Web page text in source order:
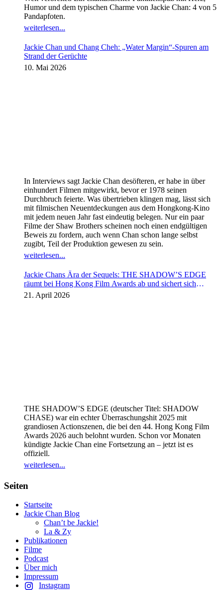
Humor und dem typischen Charme von Jackie Chan: 4 von 5
Pandapfoten.
weiterlesen...
Jackie Chan und Chang Cheh: „Water Margin“-Spuren am
Strand der Gerüchte
10. Mai 2026
In Interviews sagt Jackie Chan desöfteren, er habe in über
einhundert Filmen mitgewirkt, bevor er 1978 seinen
Durchbruch feierte. Was übertrieben klingen mag, lässt sich
mit filmischen Neuentdeckungen aus dem Hongkong-Kino
mit jedem neuen Jahr fast eindeutig belegen. Nur ein paar
Filme der Shaw Brothers scheinen noch einen endgültigen
Beweis zu fordern, auch wenn Chan schon lange selbst
zugibt, Teil der Produktion gewesen zu sein.
weiterlesen...
Jackie Chans Ära der Sequels: THE SHADOW’S EDGE
räumt bei Hong Kong Film Awards ab und sichert sich
Fortsetzung
21. April 2026
THE SHADOW’S EDGE (deutscher Titel: SHADOW
CHASE) war ein echter Überraschungshit 2025 mit
grandiosen Actionszenen, die bei den 44. Hong Kong Film
Awards 2026 auch belohnt wurden. Schon vor Monaten
kündigte Jackie Chan eine Fortsetzung an – jetzt ist es
offiziell.
weiterlesen...
Seiten
Startseite
Jackie Chan Blog
Chan’t be Jackie!
La & Zy
Publikationen
Filme
Podcast
Über mich
Impressum
Instagram